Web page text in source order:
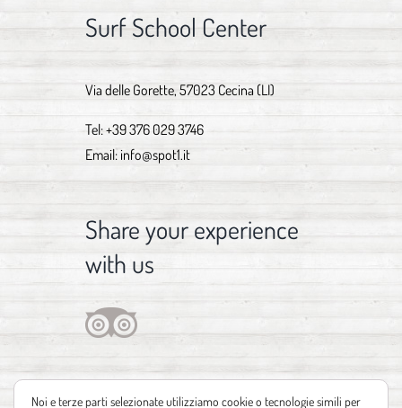
Surf School Center
Via delle Gorette, 57023 Cecina (LI)
Tel:+39 376 029 3746
Email: info@spot1.it
Share your experience
with us
Noi e terze parti selezionate utilizziamo cookie o tecnologie simili per